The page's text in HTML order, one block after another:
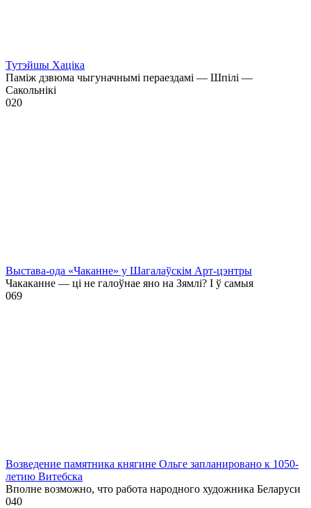
Тутэйшы Хаціка
Паміж дзвюма чыгуначнымі пераездамі — Шпілі —
Сакольнікі
020
Выстава-ода «Чаканне» у Шагалаўскім Арт-цэнтры
Чакаканне — ці не галоўнае яно на Зямлі? І ў самыя
069
Возведение памятника княгине Ольге запланировано к 1050-
летию Витебска
Вполне возможно, что работа народного художника Беларуси
040